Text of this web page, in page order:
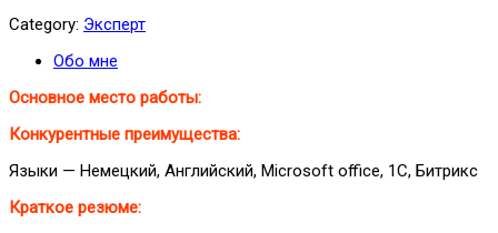
Category: Эксперт
Обо мне
Основное место работы:
Конкурентные преимущества:
Языки — Немецкий, Английский, Microsoft office, 1C, Битрикс
Краткое резюме: